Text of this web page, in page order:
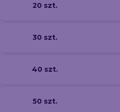
20 szt.
30 szt.
40 szt.
50 szt.